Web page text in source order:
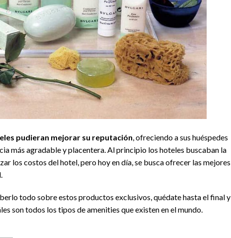
pudieran mejorar su reputación , ofreciendo a sus huéspedes
más agradable y placentera. Al principio los hoteles buscaban la
los costos del hotel, pero hoy en día, se busca ofrecer las mejores
todo sobre estos productos exclusivos, quédate hasta el final y
son todos los tipos de amenities que existen en el mundo.